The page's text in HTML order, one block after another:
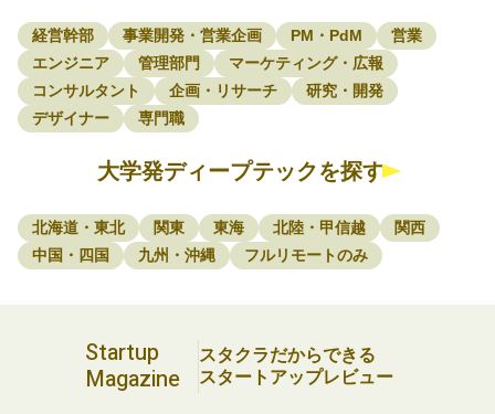
経営幹部 事業開発・営業企画 PM・PdM
営業
エンジニア
管理部門
マーケティング・広報
コンサルタント
企画・リサーチ
研究・開発
デザイナー
専門職
大学発ディープテックを探す
北海道・東北 関東 東海 北陸・甲信越
関西
中国・四国
九州・沖縄 フルリモートのみ
Startup
Magazine
スタクラだからできる
スタートアップレビュー